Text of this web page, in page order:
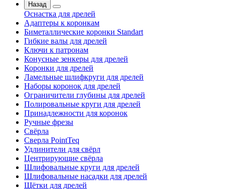
Назад
Оснастка для дрелей
Адаптеры к коронкам
Биметаллические коронки Standart
Гибкие валы для дрелей
Ключи к патронам
Конусные зенкеры для дрелей
Коронки для дрелей
Ламельные шлифкруги для дрелей
Наборы коронок для дрелей
Ограничители глубины для дрелей
Полировальные круги для дрелей
Принадлежности для коронок
Ручные фрезы
Свёрла
Сверла PointTeq
Удлинители для свёрл
Центрирующие свёрла
Шлифовальные круги для дрелей
Шлифовальные насадки для дрелей
Щётки для дрелей